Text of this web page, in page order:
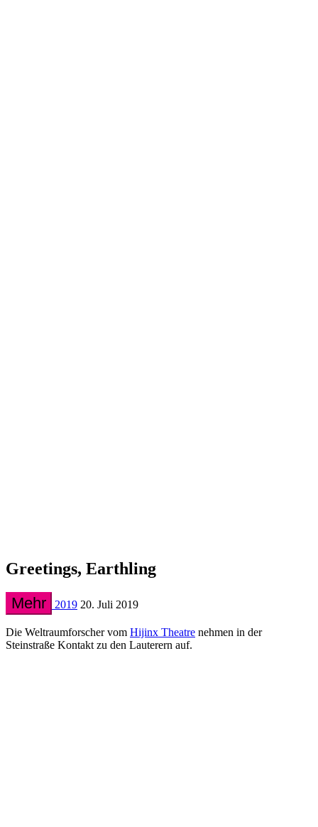
Greetings, Earthling
Mehr 2019 20. Juli 2019
Die Weltraumforscher vom Hijinx Theatre nehmen in der
Steinstraße Kontakt zu den Lauterern auf.